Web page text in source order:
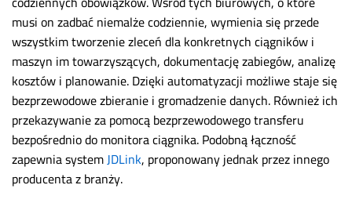
musi on zadbać niemalże codziennie, wymienia się przede
wszystkim tworzenie zleceń dla konkretnych ciągników i
maszyn im towarzyszących, dokumentację zabiegów, analizę
kosztów i planowanie. Dzięki automatyzacji możliwe staje się
bezprzewodowe zbieranie i gromadzenie danych. Również ich
przekazywanie za pomocą bezprzewodowego transferu
bezpośrednio do monitora ciągnika. Podobną łączność
zapewnia systemJDLink, proponowany jednak przez innego
producenta z branży.